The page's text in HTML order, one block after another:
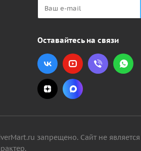
Оставайтесь на связи
запрещено. Сайт не